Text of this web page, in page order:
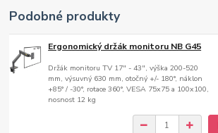
Podobné produkty
Ergonomický držák monitoru NB G45
Držák monitoru TV 17" - 43", výška 200-520
mm, výsuvný 630 mm, otočný +/- 180°, náklon
+85° / -30°, rotace 360°, VESA 75x75 a 100x100,
nosnost 12 kg